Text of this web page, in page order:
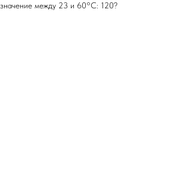
между 23 и 60°C: 120?